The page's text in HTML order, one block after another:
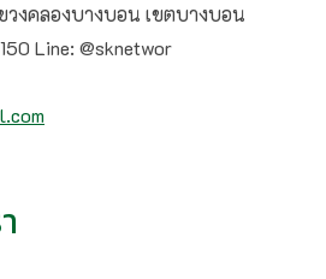
งคลองบางบอน เขตบางบอน
Line: @sknetwor